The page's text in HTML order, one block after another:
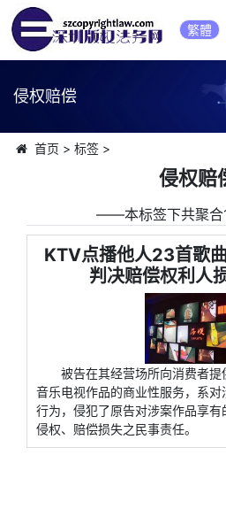
繁體
侵权赔偿
首页 > 标签>
侵权赔
――本标签下共聚
KTV点播他人23首歌
判决赔偿权利人
被告在其经营场所向消费者
音乐电视作品的商业性服务，系
行为，侵犯了原告对涉案作品享
侵权、赔偿损失之民事责任。